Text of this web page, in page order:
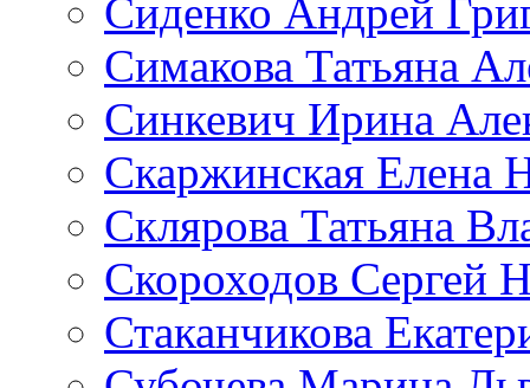
Сиденко Андрей
Симакова Татьяна
Синкевич Ирина
Скаржинская Елена
Склярова Татьяна
Скороходов Сергей
Стаканчикова